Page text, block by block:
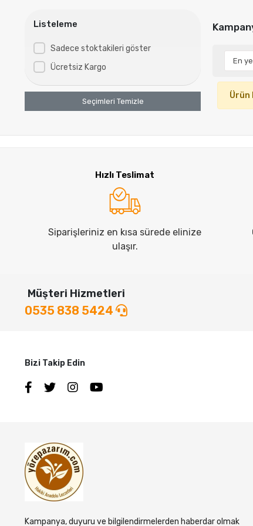
Listeleme
Sadece stoktakileri göster
Ücretsiz Kargo
Seçimleri Temizle
Ürün
Hızlı Teslimat
Siparişleriniz en kısa sürede elinize
ulaşır.
Müşteri Hizmetleri
0535 838 5424
Bizi Takip Edin
Kampanya, duyuru ve bilgilendirmelerden haberdar olmak